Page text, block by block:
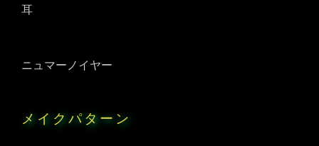
耳
ニュマーノイヤー
メイクパターン